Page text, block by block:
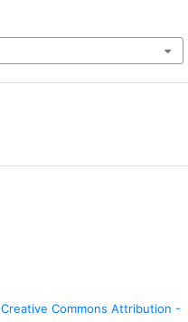
Creative Commons Attribution -